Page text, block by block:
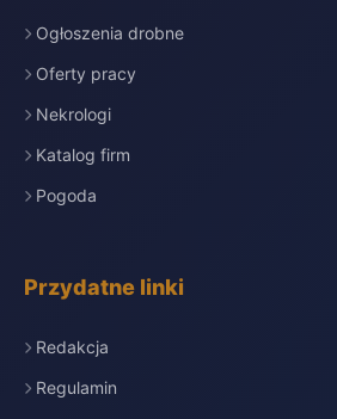
Ogłoszenia drobne
Oferty pracy
Nekrologi
Katalog firm
Pogoda
Przydatne linki
Redakcja
Regulamin